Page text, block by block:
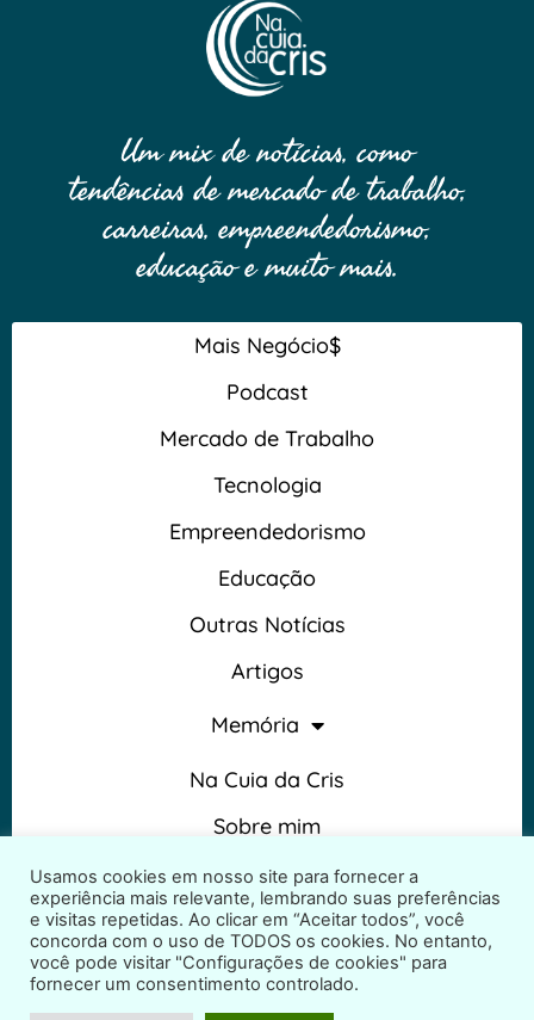
Um mix de notícias, como
tendências de mercado de trabalho,
carreiras, empreendedorismo,
educação e muito mais.
Mais Negócio$
Podcast
Mercado de Trabalho
Tecnologia
Empreendedorismo
Educação
Outras Notícias
Artigos
Memória
Na Cuia da Cris
Sobre mim
Termos e Condições
Usamos cookies em nosso site para fornecer a
experiência mais relevante, lembrando suas preferências
e visitas repetidas. Ao clicar em “Aceitar todos”, você
concorda com o uso de TODOS os cookies. No entanto,
você pode visitar "Configurações de cookies" para
fornecer um consentimento controlado.